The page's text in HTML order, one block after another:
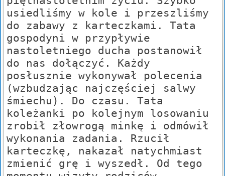
usiedliśmy w kole i przeszliśmy
do zabawy z karteczkami. Tata
gospodyni w przypływie
nastoletniego ducha postanowił
do nas dołączyć. Każdy
posłusznie wykonywał polecenia
(wzbudzając najczęściej salwy
śmiechu). Do czasu. Tata
koleżanki po kolejnym losowaniu
zrobił złowrogą minkę i odmówił
wykonania zadania. Rzucił
karteczkę, nakazał natychmiast
zmienić grę i wyszedł. Od tego